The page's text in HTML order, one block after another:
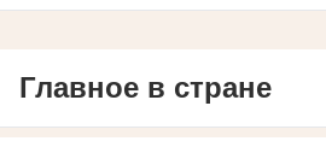
Главное в стране